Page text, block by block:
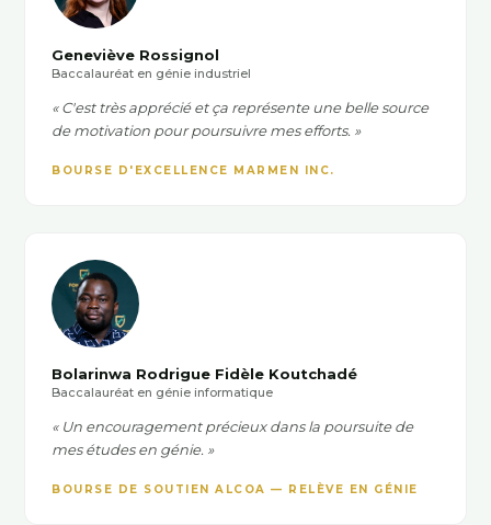
Geneviève Rossignol
Baccalauréat en génie industriel
« C'est très apprécié et ça représente une belle source
de motivation pour poursuivre mes efforts. »
BOURSE D'EXCELLENCE MARMEN INC.
Bolarinwa Rodrigue Fidèle Koutchadé
Baccalauréat en génie informatique
« Un encouragement précieux dans la poursuite de
mes études en génie. »
BOURSE DE SOUTIEN ALCOA — RELÈVE EN GÉNIE